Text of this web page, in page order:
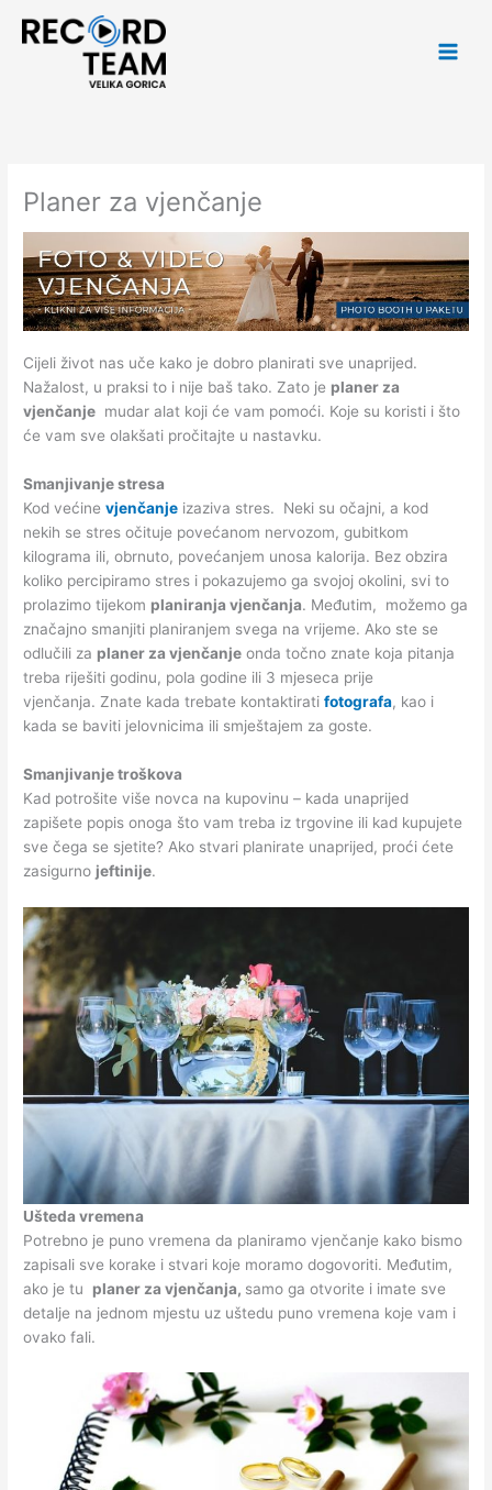
Planer za vjenčanje
Cijeli život nas uče kako je dobro planirati sve unaprijed.
Nažalost, u praksi to i nije baš tako. Zato je planer za
vjenčanje mudar alat koji će vam pomoći. Koje su koristi i što
će vam sve olakšati pročitajte u nastavku.
Smanjivanje stresa
Kod većinevjenčanje izaziva stres. Neki su očajni, a kod
nekih se stres očituje povećanom nervozom, gubitkom
kilograma ili, obrnuto, povećanjem unosa kalorija. Bez obzira
koliko percipiramo stres i pokazujemo ga svojoj okolini, svi to
prolazimo tijekom planiranja vjenčanja. Međutim, možemo ga
značajno smanjiti planiranjem svega na vrijeme. Ako ste se
odlučili za planer za vjenčanje onda točno znate koja pitanja
treba riješiti godinu, pola godine ili 3 mjeseca prije
vjenčanja. Znate kada trebate kontaktiratifotografa, kao i
kada se baviti jelovnicima ili smještajem za goste.
Smanjivanje troškova
Kad potrošite više novca na kupovinu – kada unaprijed
zapišete popis onoga što vam treba iz trgovine ili kad kupujete
sve čega se sjetite? Ako stvari planirate unaprijed, proći ćete
zasigurno jeftinije.
Ušteda vremena
Potrebno je puno vremena da planiramo vjenčanje kako bismo
zapisali sve korake i stvari koje moramo dogovoriti. Međutim,
ako je tu planer za vjenčanja, samo ga otvorite i imate sve
detalje na jednom mjestu uz uštedu puno vremena koje vam i
ovako fali.